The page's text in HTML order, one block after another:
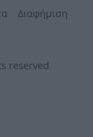
Διαφήμιση
reserved